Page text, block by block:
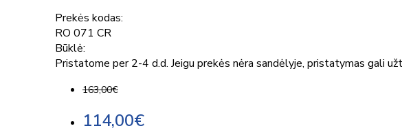
Prekės kodas:
RO 071 CR
Būklė:
Pristatome per 2-4 d.d. Jeigu prekės nėra sandėlyje, pristatymas gali
163,00€
114,00€